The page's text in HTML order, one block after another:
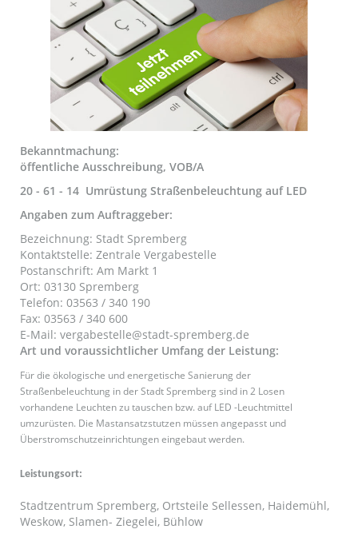
Bekanntmachung:
öffentliche Ausschreibung, VOB/A
20 - 61 - 14 Umrüstung Straßenbeleuchtung auf LED
Angaben zum Auftraggeber:
Bezeichnung: Stadt Spremberg
Kontaktstelle: Zentrale Vergabestelle
Postanschrift: Am Markt 1
Ort: 03130 Spremberg
Telefon: 03563 / 340 190
Fax: 03563 / 340 600
E-Mail: vergabestelle@stadt-spremberg.de
Art und voraussichtlicher Umfang der Leistung:
Für die ökologische und energetische Sanierung der
Straßenbeleuchtung in der Stadt Spremberg sind in 2 Losen
vorhandene Leuchten zu tauschen bzw. auf LED -Leuchtmittel
umzurüsten. Die Mastansatzstutzen müssen angepasst und
Überstromschutzeinrichtungen eingebaut werden.
Leistungsort:
Stadtzentrum Spremberg, Ortsteile Sellessen, Haidemühl,
Weskow, Slamen- Ziegelei, Bühlow